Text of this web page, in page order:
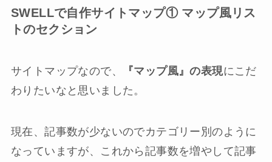
SWELLで自作サイトマップ① マップ風リス
トのセクション
サイトマップなので、 『マップ風』の表現にこだ
わりたいなと思いました。
現在、記事数が少ないのでカテゴリー別のように
なっていますが、これから記事数を増やして記事